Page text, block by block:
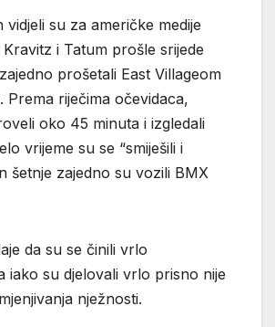
vidjeli su za američke medije
i Tatum prošle srijede
prošetali East Villageom
Prema riječima očevidaca,
oko 45 minuta i izgledali
vrijeme su se “smiješili i
šetnje zajedno su vozili BMX
da su se činili vrlo
iako su djelovali vrlo prisno nije
nježnosti.